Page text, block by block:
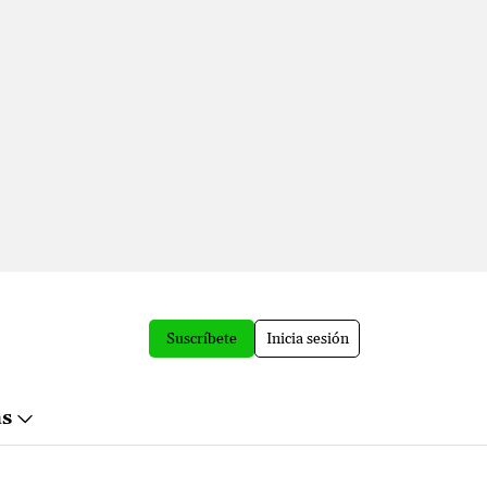
Suscríbete Inicia sesión